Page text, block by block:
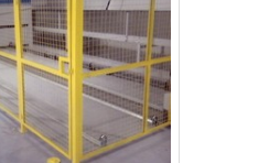
da Casa das Telas é a
garantir segurança,